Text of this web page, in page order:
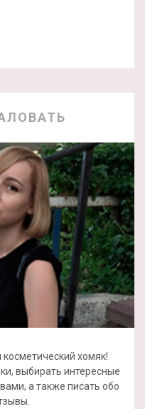
хомяк!
выбирать интересные
а также писать обо